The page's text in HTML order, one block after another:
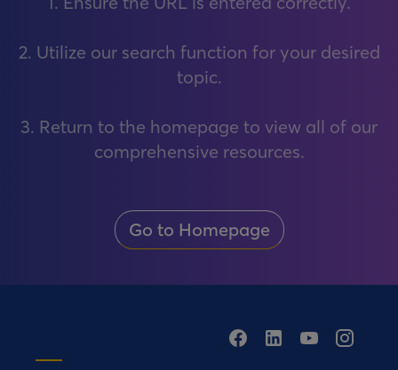
2. Utilize our search function for your desired
topic.
3. Return to the homepage to view all of our
comprehensive resources.
Go to Homepage